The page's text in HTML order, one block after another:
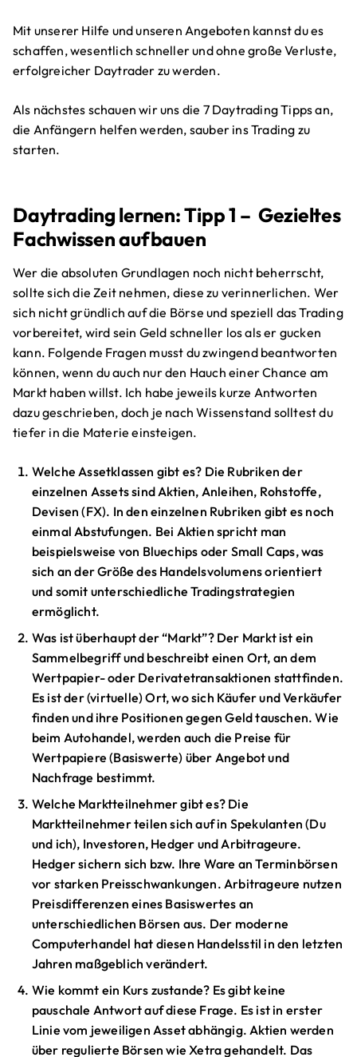
Mit unserer Hilfe und unseren Angeboten kannst du es
schaffen, wesentlich schneller und ohne große Verluste,
erfolgreicher Daytrader zu werden.
Als nächstes schauen wir uns die 7 Daytrading Tipps an,
die Anfängern helfen werden, sauber ins Trading zu
starten.
Daytrading lernen: Tipp 1 – Gezieltes
Fachwissen aufbauen
Wer die absoluten Grundlagen noch nicht beherrscht,
sollte sich die Zeit nehmen, diese zu verinnerlichen. Wer
sich nicht gründlich auf die Börse und speziell das Trading
vorbereitet, wird sein Geld schneller los als er gucken
kann. Folgende Fragen musst du zwingend beantworten
können, wenn du auch nur den Hauch einer Chance am
Markt haben willst. Ich habe jeweils kurze Antworten
dazu geschrieben, doch je nach Wissenstand solltest du
tiefer in die Materie einsteigen.
Welche Assetklassen gibt es? Die Rubriken der
einzelnen Assets sind Aktien, Anleihen, Rohstoffe,
Devisen (FX). In den einzelnen Rubriken gibt es noch
einmal Abstufungen. Bei Aktien spricht man
beispielsweise von Bluechips oder Small Caps, was
sich an der Größe des Handelsvolumens orientiert
und somit unterschiedliche Tradingstrategien
ermöglicht.
Was ist überhaupt der “Markt”? Der Markt ist ein
Sammelbegriff und beschreibt einen Ort, an dem
Wertpapier- oder Derivatetransaktionen stattfinden.
Es ist der (virtuelle) Ort, wo sich Käufer und Verkäufer
finden und ihre Positionen gegen Geld tauschen. Wie
beim Autohandel, werden auch die Preise für
Wertpapiere (Basiswerte) über Angebot und
Nachfrage bestimmt.
Welche Marktteilnehmer gibt es? Die
Marktteilnehmer teilen sich auf in Spekulanten (Du
und ich), Investoren, Hedger und Arbitrageure.
Hedger sichern sich bzw. Ihre Ware an Terminbörsen
vor starken Preisschwankungen. Arbitrageure nutzen
Preisdifferenzen eines Basiswertes an
unterschiedlichen Börsen aus. Der moderne
Computerhandel hat diesen Handelsstil in den letzten
Jahren maßgeblich verändert.
Wie kommt ein Kurs zustande? Es gibt keine
pauschale Antwort auf diese Frage. Es ist in erster
Linie vom jeweiligen Asset abhängig. Aktien werden
über regulierte Börsen wie Xetra gehandelt. Das